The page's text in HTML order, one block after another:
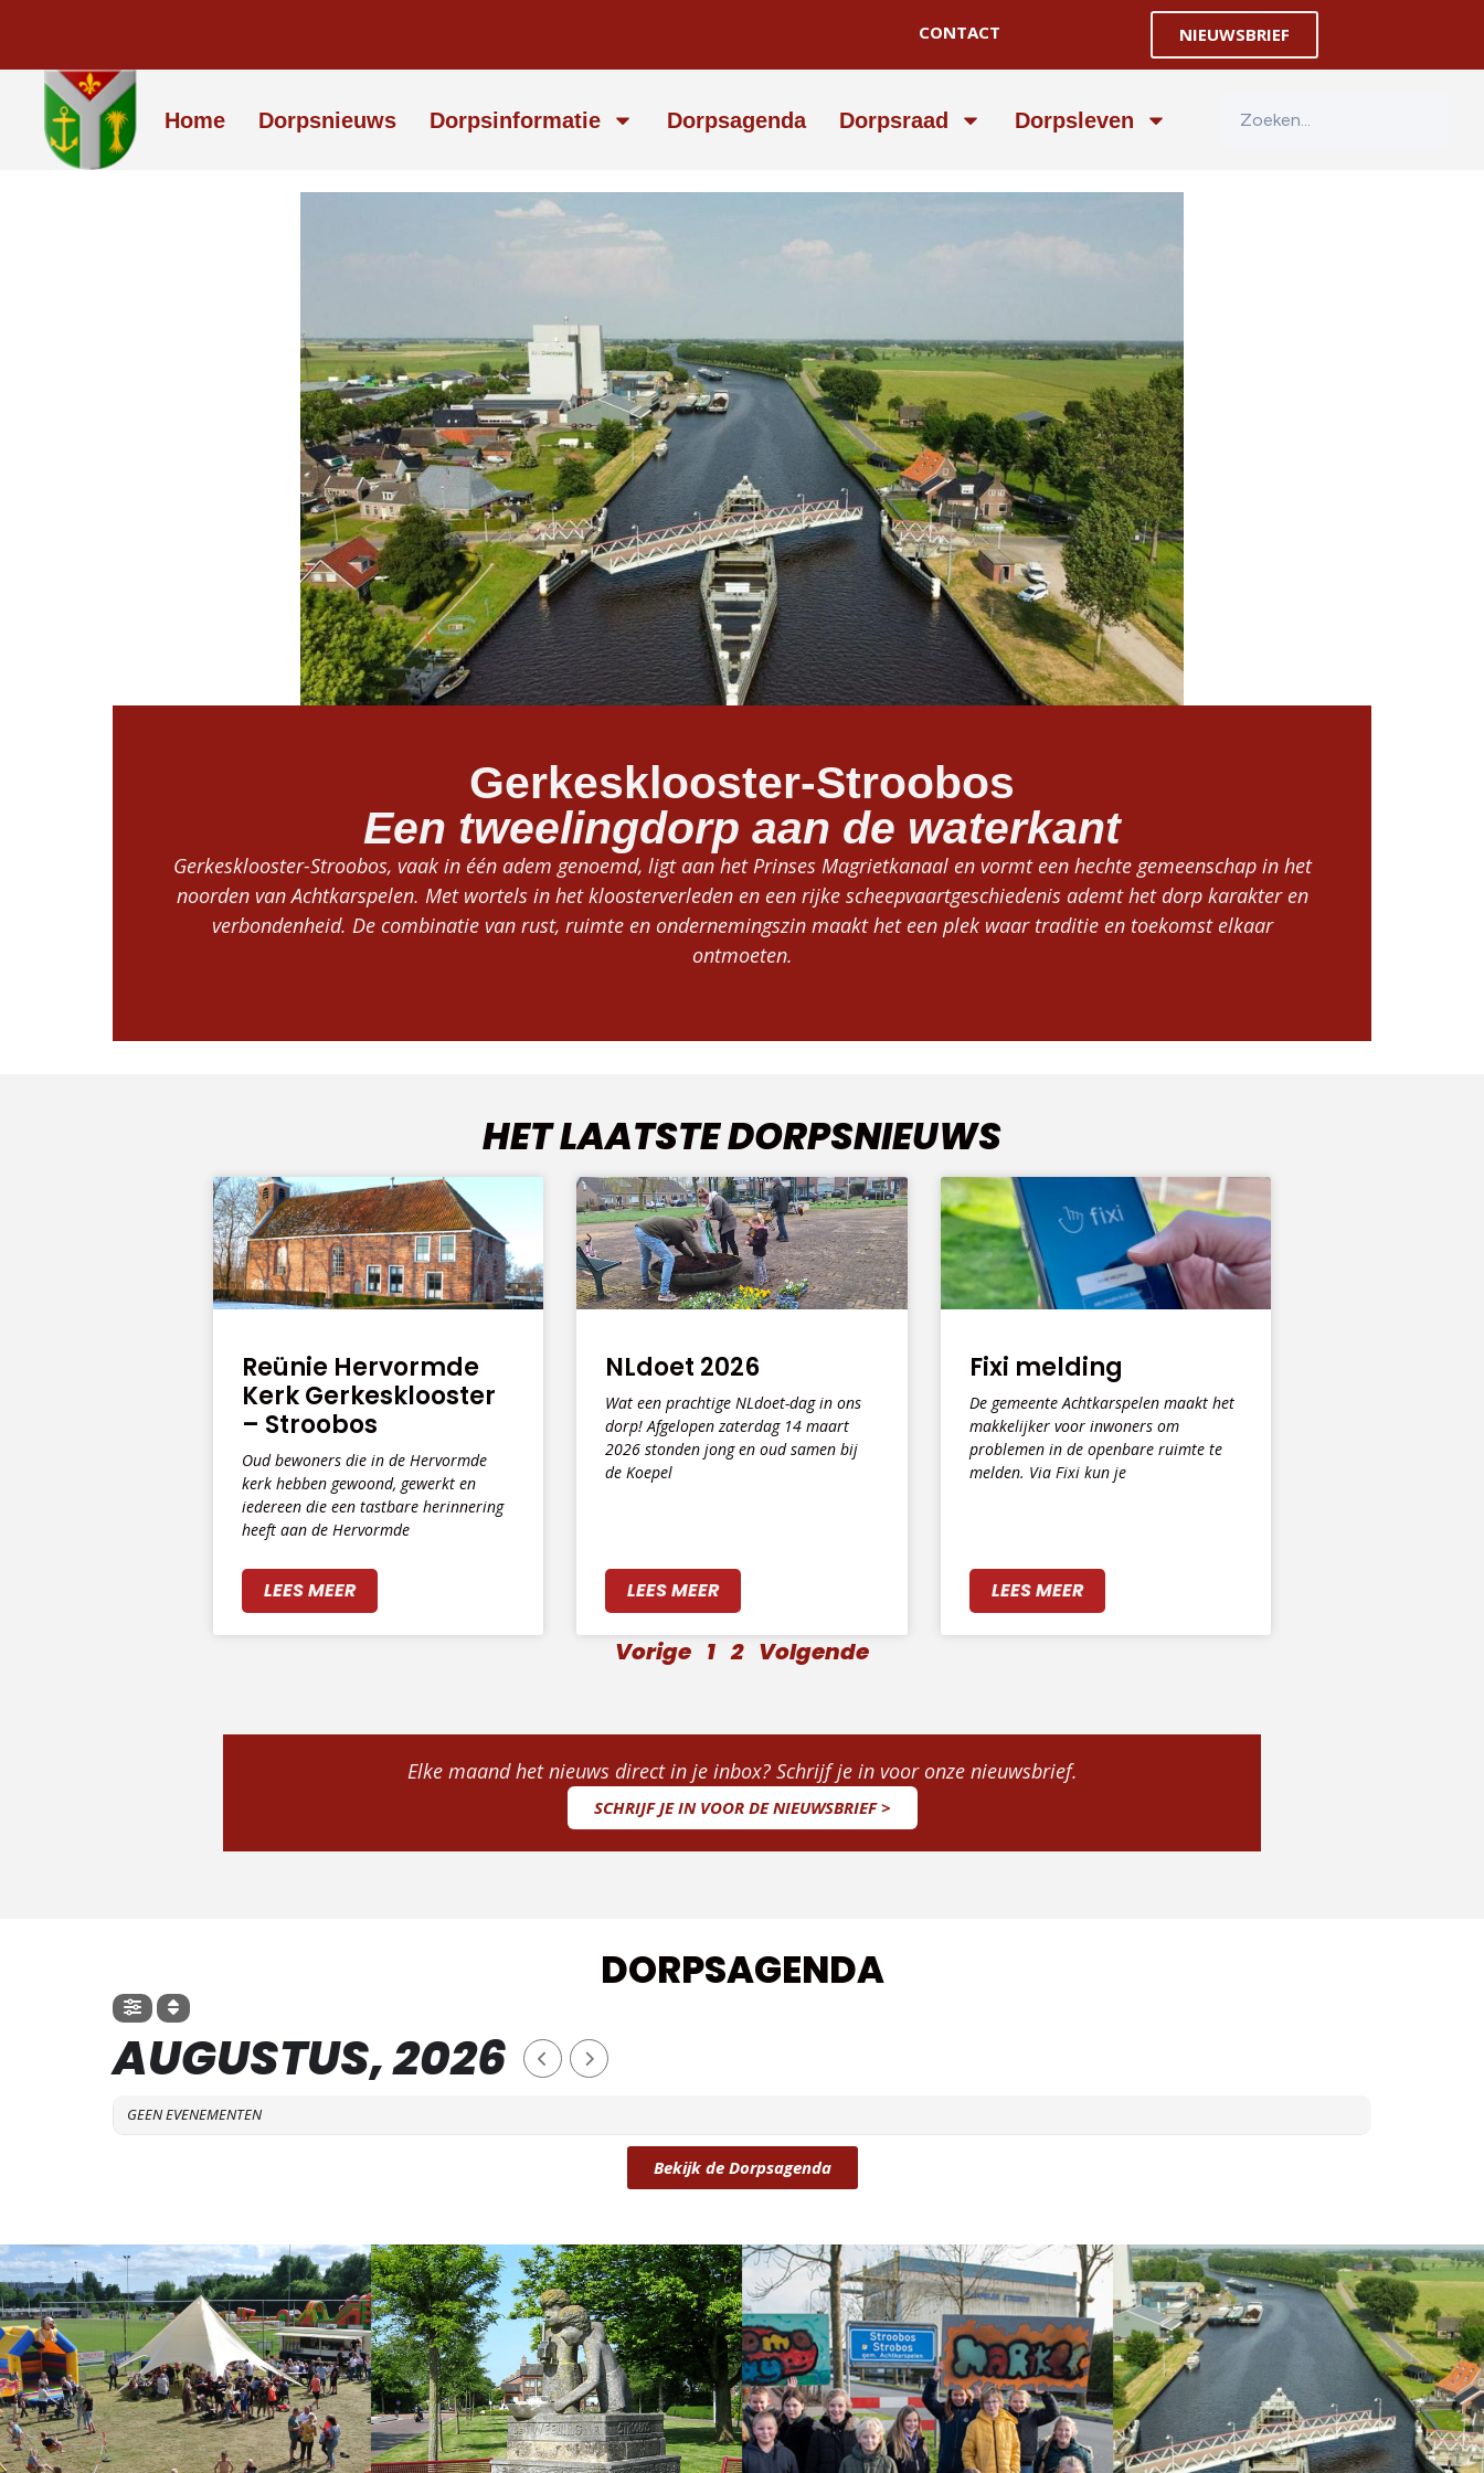
CONTACT NIEUWSBRIEF
Home Dorpsnieuws Dorpsinformatie Dorpsagenda Dorpsraad Dorpsleven
Gerkesklooster-Stroobos
Een tweelingdorp aan de waterkant
Gerkesklooster-Stroobos, vaak in één adem genoemd, ligt aan het Prinses Magrietkanaal en vormt een hechte gemeenschap in het
noorden van Achtkarspelen. Met wortels in het kloosterverleden en een rijke scheepvaartgeschiedenis ademt het dorp karakter en
verbondenheid. De combinatie van rust, ruimte en ondernemingszin maakt het een plek waar traditie en toekomst elkaar
ontmoeten.
HET LAATSTE DORPSNIEUWS
Reünie Hervormde
Kerk Gerkesklooster
– Stroobos
Oud bewoners die in de Hervormde
kerk hebben gewoond, gewerkt en
iedereen die een tastbare herinnering
heeft aan de Hervormde
LEES MEER
NLdoet 2026
Wat een prachtige NLdoet-dag in ons
dorp! Afgelopen zaterdag 14 maart
2026 stonden jong en oud samen bij
de Koepel
LEES MEER
Fixi melding
De gemeente Achtkarspelen maakt het
makkelijker voor inwoners om
problemen in de openbare ruimte te
melden. Via Fixi kun je
LEES MEER
Vorige 1 2 Volgende
Elke maand het nieuws direct in je inbox? Schrijf je in voor onze nieuwsbrief.
SCHRIJF JE IN VOOR DE NIEUWSBRIEF >
DORPSAGENDA
AUGUSTUS, 2026
GEEN EVENEMENTEN
Bekijk de Dorpsagenda